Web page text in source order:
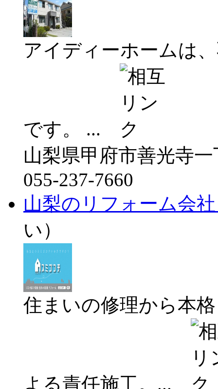
アイディーホームは
です。 ...
山梨県甲府市善光寺
055-237-7660
山梨のリフォーム会
い）
住まいの修理から本
よる責任施工。...